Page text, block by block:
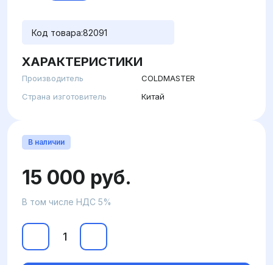
Код товара:82091
ХАРАКТЕРИСТИКИ
Производитель
COLDMASTER
Страна изготовитель
Китай
В наличии
15 000 руб.
В том числе НДС 5%